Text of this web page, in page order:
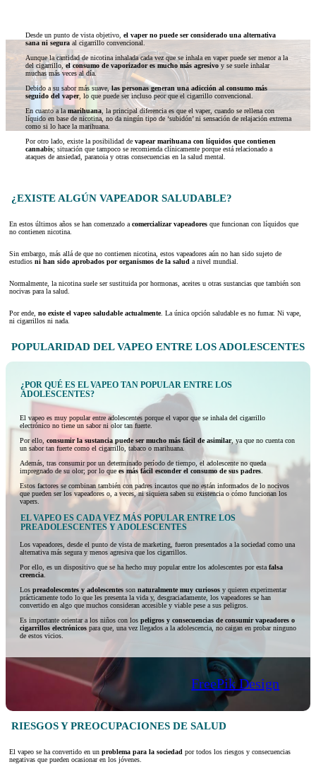
Desde un punto de vista objetivo, el vaper no puede ser considerado una alternativa
sana ni seguraal cigarrillo convencional.
Aunque la cantidad de nicotina inhalada cada vez que se inhala en vaper puede ser menor a la
del cigarrillo, el consumo de vaporizador es mucho más agresivoy se suele inhalar
muchas más veces al día.
Debido a su sabor más suave, las personas generan una adicción al consumo más
seguido del vaper, lo que puede ser incluso peor que el cigarrillo convencional.
En cuanto a la marihuana, la principal diferencia es que el vaper, cuando se rellena con
líquido en base de nicotina, no da ningún tipo de ‘subidón’ ni sensación de relajación extrema
como si lo hace la marihuana.
Por otro lado, existe la posibilidad de vapear marihuana con líquidos que contienen
cannabis; situación que tampoco se recomienda clínicamente porque está relacionado a
ataques de ansiedad, paranoia y otras consecuencias en la salud mental.
¿EXISTE ALGÚN VAPEADOR SALUDABLE?
En estos últimos años se han comenzado a comercializar vapeadores que funcionan con líquidos que
no contienen nicotina.
Sin embargo, más allá de que no contienen nicotina, estos vapeadores aún no han sido sujeto de
estudios ni han sido aprobados por organismos de la salud a nivel mundial.
Normalmente, la nicotina suele ser sustituida por hormonas, aceites u otras sustancias que también son
nocivas para la salud.
Por ende, no existe el vapeo saludable actualmente. La única opción saludable es no fumar. Ni vape,
ni cigarrillos ni nada.
POPULARIDAD DEL VAPEO ENTRE LOS ADOLESCENTES
¿POR QUÉ ES EL VAPEO TAN POPULAR ENTRE LOS
ADOLESCENTES?
El vapeo es muy popular entre adolescentes porque el vapor que se inhala del cigarrillo
electrónico no tiene un sabor ni olor tan fuerte.
Por ello, consumir la sustancia puede ser mucho más fácil de asimilar, ya que no cuenta con
un sabor tan fuerte como el cigarrillo, tabaco o marihuana.
Además, tras consumir por un determinado período de tiempo, el adolescente no queda
impregnado de su olor; por lo que es más fácil esconder el consumo de sus padres.
Estos factores se combinan también con padres incautos que no están informados de lo nocivos
que pueden ser los vapeadores o, a veces, ni siquiera saben su existencia o cómo funcionan los
vapers.
EL VAPEO ES CADA VEZ MÁS POPULAR ENTRE LOS
PREADOLESCENTES Y ADOLESCENTES
Los vapeadores, desde el punto de vista de marketing, fueron presentados a la sociedad como una
alternativa más segura y menos agresiva que los cigarrillos.
Por ello, es un dispositivo que se ha hecho muy popular entre los adolescentes por esta falsa
creencia
Los preadolescentes y adolescentes son naturalmente muy curiosos y quieren experimentar
prácticamente todo lo que les presenta la vida y, desgraciadamente, los vapeadores se han
convertido en algo que muchos consideran accesible y viable pese a sus peligros.
Es importante orientar a los niños con los peligros y consecuencias de consumir vapeadores o
cigarrillos electrónicos para que, una vez llegados a la adolescencia, no caigan en probar ninguno
de estos vicios.
FreePik Design
RIESGOS Y PREOCUPACIONES DE SALUD
El vapeo se ha convertido en un problema para la sociedad por todos los riesgos y consecuencias
negativas que pueden ocasionar en los jóvenes.